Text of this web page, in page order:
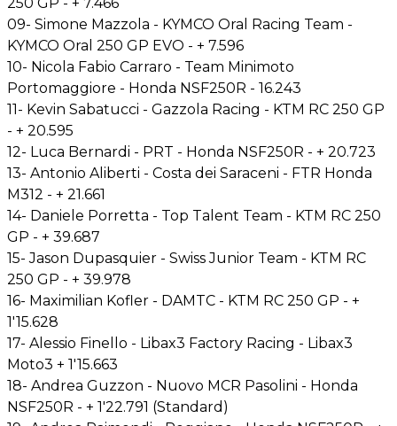
09- Simone Mazzola - KYMCO Oral Racing Team -
KYMCO Oral 250 GP EVO - + 7.596
10- Nicola Fabio Carraro - Team Minimoto
Portomaggiore - Honda NSF250R - 16.243
11- Kevin Sabatucci - Gazzola Racing - KTM RC 250 GP
- + 20.595
12- Luca Bernardi - PRT - Honda NSF250R - + 20.723
13- Antonio Aliberti - Costa dei Saraceni - FTR Honda
M312 - + 21.661
14- Daniele Porretta - Top Talent Team - KTM RC 250
GP - + 39.687
15- Jason Dupasquier - Swiss Junior Team - KTM RC
250 GP - + 39.978
16- Maximilian Kofler - DAMTC - KTM RC 250 GP - +
1'15.628
17- Alessio Finello - Libax3 Factory Racing - Libax3
Moto3 + 1'15.663
18- Andrea Guzzon - Nuovo MCR Pasolini - Honda
NSF250R - + 1'22.791 (Standard)